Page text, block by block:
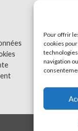
Pour offrir
cookies
navigation